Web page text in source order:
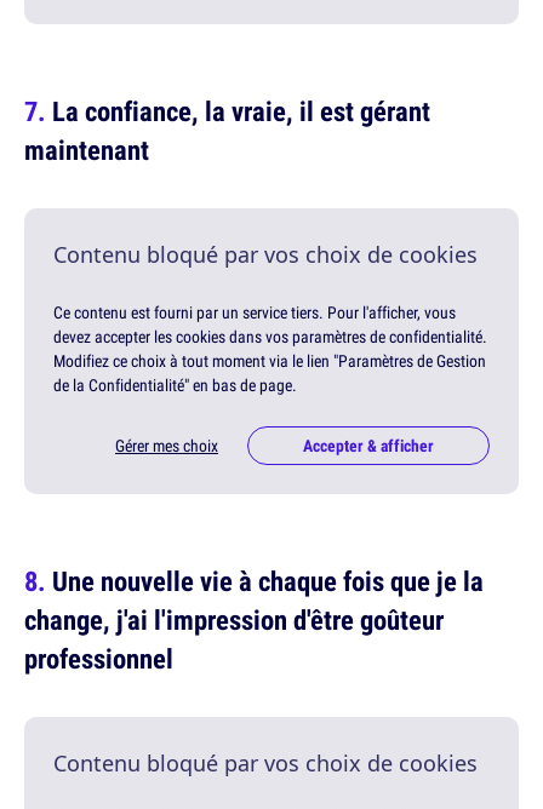
La confiance, la vraie, il est gérant
maintenant
Contenu bloqué par vos choix de cookies
Ce contenu est fourni par un service tiers. Pour l'afficher, vous
devez accepter les cookies dans vos paramètres de confidentialité.
Modifiez ce choix à tout moment via le lien "Paramètres de Gestion
de la Confidentialité" en bas de page.
Gérer mes choix Accepter & afficher
Une nouvelle vie à chaque fois que je la
change, j'ai l'impression d'être goûteur
professionnel
Contenu bloqué par vos choix de cookies